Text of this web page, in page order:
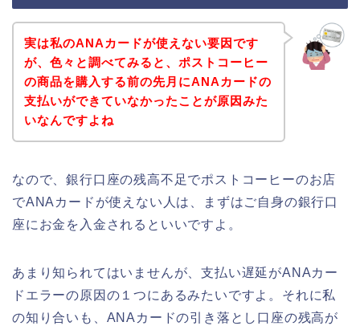
実は私のANAカードが使えない要因です
が、色々と調べてみると、ポストコーヒー
の商品を購入する前の先月にANAカードの
支払いができていなかったことが原因みた
いなんですよね
なので、銀行口座の残高不足でポストコーヒーのお店
でANAカードが使えない人は、まずはご自身の銀行口
座にお金を入金されるといいですよ。
あまり知られてはいませんが、支払い遅延がANAカー
ドエラーの原因の１つにあるみたいですよ。それに私
の知り合いも、ANAカードの引き落とし口座の残高が